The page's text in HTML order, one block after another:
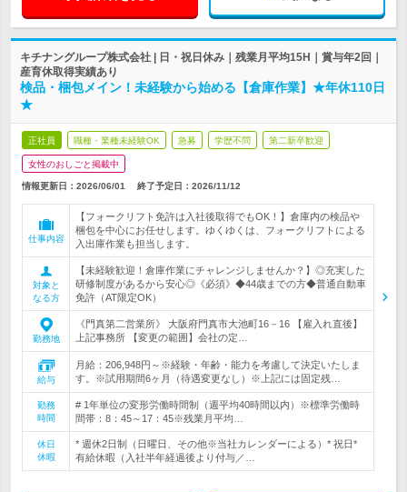
キチナングループ株式会社 | 日・祝日休み｜残業月平均15H｜賞与年2回｜
産育休取得実績あり
検品・梱包メイン！未経験から始める【倉庫作業】★年休110日
★
正社員 職種・業種未経験OK 急募 学歴不問 第二新卒歓迎
女性のおしごと掲載中
情報更新日：2026/06/01 終了予定日： 2026/11/12
仕事内容
【フォークリフト免許は入社後取得でもOK！】倉庫内の検品や
梱包を中心にお任せします。ゆくゆくは、フォークリフトによる
入出庫作業も担当します。
対象と
なる方
【未経験歓迎！倉庫作業にチャレンジしませんか？】◎充実した
研修制度があるから安心◎《必須》◆44歳までの方◆普通自動車
免許（AT限定OK）
勤務地
《門真第二営業所》 大阪府門真市大池町16－16 【雇入れ直後】
上記事務所 【変更の範囲】会社の定…
給与
月給：206,948円～※経験・年齢・能力を考慮して決定いたしま
す。※試用期間6ヶ月（待遇変更なし）※上記には固定残…
勤務
時間
# 1年単位の変形労働時間制（週平均40時間以内）※標準労働時
間帯：8：45～17：45※残業月平均…
休日
休暇
* 週休2日制（日曜日、その他※当社カレンダーによる）* 祝日*
有給休暇（入社半年経過後より付与／…